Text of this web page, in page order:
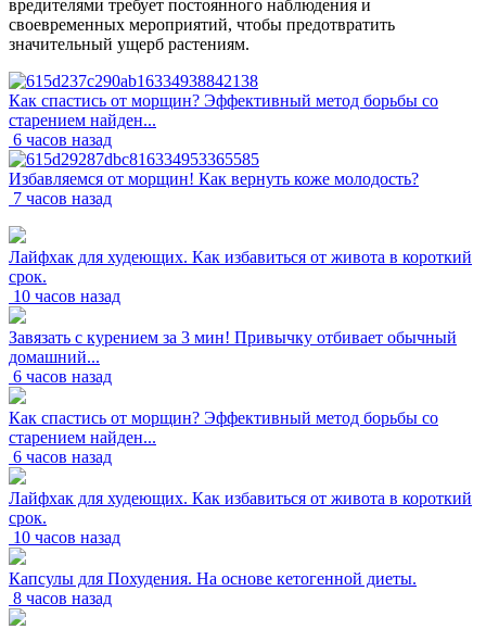
вредителями требует постоянного наблюдения и
своевременных мероприятий, чтобы предотвратить
значительный ущерб растениям.
Как спастись от морщин? Эффективный метод борьбы со
старением найден...
6 часов назад
Избавляемся от морщин! Как вернуть коже молодость?
7 часов назад
Лайфхак для худеющих. Как избавиться от живота в короткий
срок.
10 часов назад
Завязать с курением за 3 мин! Привычку отбивает обычный
домашний...
6 часов назад
Как спастись от морщин? Эффективный метод борьбы со
старением найден...
6 часов назад
Лайфхак для худеющих. Как избавиться от живота в короткий
срок.
10 часов назад
Капсулы для Похудения. На основе кетогенной диеты.
8 часов назад